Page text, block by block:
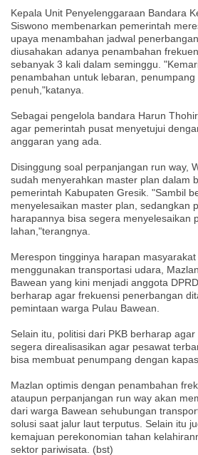
Kepala Unit Penyelenggaraan Bandara
Siswono membenarkan pemerintah
upaya menambahan jadwal
diusahakan adanya penambahan
sebanyak 3 kali dalam seminggu.
penambahan untuk lebaran, penumpang
penuh,"katanya.
Sebagai pengelola bandara Harun
agar pemerintah pusat menyetujui
anggaran yang ada.
Disinggung soal perpanjangan run way,
sudah menyerahkan master plan dalam
pemerintah Kabupaten Gresik. "Sambil
menyelesaikan master plan, sedangkan
harapannya bisa segera menyelesaikan
lahan,"terangnya.
Merespon tingginya harapan
menggunakan transportasi udara,
Bawean yang kini menjadi anggota
berharap agar frekuensi penerbangan
pemintaan warga Pulau Bawean.
Selain itu, politisi dari PKB berharap
segera direalisasikan agar pesawat
bisa membuat penumpang dengan
Mazlan optimis dengan penambahan
ataupun perpanjangan run way akan
dari warga Bawean sehubungan
solusi saat jalur laut terputus. Selain itu
kemajuan perekonomian tahan
sektor pariwisata. (bst)